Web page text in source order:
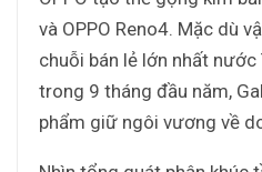
và OPPO Reno4. Mặc dù
chuỗi bán lẻ lớn nhất nước
trong 9 tháng đầu năm,
phẩm giữ ngôi vương về